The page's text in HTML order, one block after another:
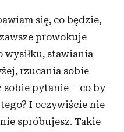
się, co będzie,
prowokuje
wysiłku, stawiania
rzucania sobie
sobie pytanie - co by
I oczywiście nie
spróbujesz. Takie